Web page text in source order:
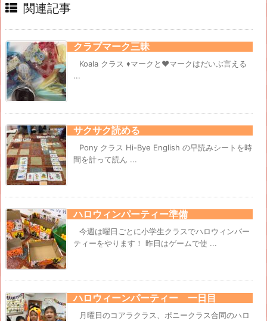
関連記事
クラブマーク三昧
Koala クラス ♦マークと♥マークはだいぶ言える
...
サクサク読める
Pony クラス Hi-Bye English の早読みシートを時
間を計って読ん ...
ハロウィンパーティー準備
今週は曜日ごとに小学生クラスでハロウィンパー
ティーをやります！ 昨日はゲームで使 ...
ハロウィーンパーティー 一日目
月曜日のコアラクラス、ポニークラス合同のハロ